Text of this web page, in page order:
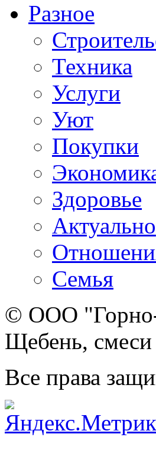
Разное
Техника
Услуги
Уют
Покупки
Здоровье
Актуально
Семья
© ООО
Щебень,
Все права